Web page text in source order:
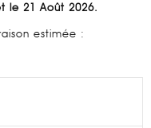
le 21 Août 2026.
estimée :